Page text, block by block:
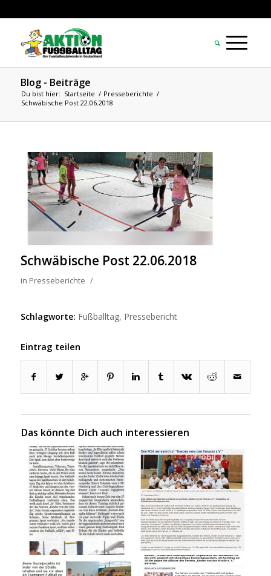
Blog - Beiträge
Du bist hier: Startseite / Presseberichte /
Schwäbische Post 22.06.2018
Schwäbische Post 22.06.2018
in Presseberichte /
Schlagworte: Fußballtag, Pressebericht
Eintrag teilen
Das könnte Dich auch interessieren